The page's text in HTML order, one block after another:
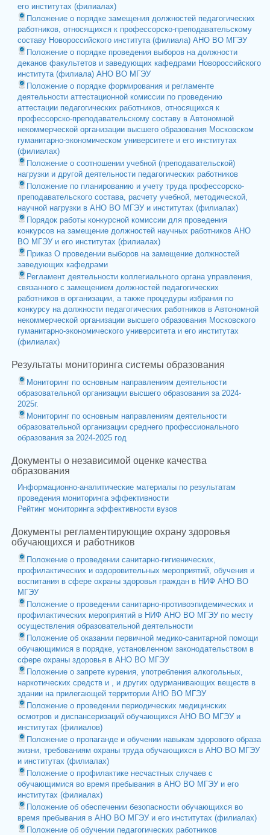
его институтах (филиалах)
Положение о порядке замещения должностей педагогических
работников, относящихся к профессорско-преподавательскому
составу Новороссийского института (филиала) АНО ВО МГЭУ
Положение о порядке проведения выборов на должности
деканов факультетов и заведующих кафедрами Новороссийского
института (филиала) АНО ВО МГЭУ
Положение о порядке формирования и регламенте
деятельности аттестационной комиссии по проведению
аттестации педагогических работников, относящихся к
профессорско-преподавательскому составу в Автономной
некоммерческой организации высшего образования Московском
гуманитарно-экономическом университете и его институтах
(филиалах)
Положение о соотношении учебной (преподавательской)
нагрузки и другой деятельности педагогических работников
Положение по планированию и учету труда профессорско-
преподавательского состава, расчету учебной, методической,
научной нагрузки в АНО ВО МГЭУ и институтах (филиалах)
Порядок работы конкурсной комиссии для проведения
конкурсов на замещение должностей научных работников АНО
ВО МГЭУ и его институтах (филиалах)
Приказ О проведении выборов на замещение должностей
заведующих кафедрами
Регламент деятельности коллегиального органа управления,
связанного с замещением должностей педагогических
работников в организации, а также процедуры избрания по
конкурсу на должности педагогических работников в Автономной
некоммерческой организации высшего образования Московского
гуманитарно-экономического университета и его институтах
(филиалах)
Результаты мониторинга системы образования
Мониторинг по основным направлениям деятельности
образовательной организации высшего образования за 2024-
2025г.
Мониторинг по основным направлениям деятельности
образовательной организации среднего профессионального
образования за 2024-2025 год
Документы о независимой оценке качества
образования
Информационно-аналитические материалы по результатам
проведения мониторинга эффективности
Рейтинг мониторинга эффективности вузов
Документы регламентирующие охрану здоровья
обучающихся и работников
Положение о проведении санитарно-гигиенических,
профилактических и оздоровительных мероприятий, обучения и
воспитания в сфере охраны здоровья граждан в НИФ АНО ВО
МГЭУ
Положение о проведении санитарно-противоэпидемических и
профилактических мероприятий в НИФ АНО ВО МГЭУ по месту
осуществления образовательной деятельности
Положение об оказании первичной медико-санитарной помощи
обучающимися в порядке, установленном законодательством в
сфере охраны здоровья в АНО ВО МГЭУ
Положение о запрете курения, употребления алкогольных,
наркотических средств и , и других одурманивающих веществ в
здании на прилегающей территории АНО ВО МГЭУ
Положение о проведении периодических медицинских
осмотров и диспансеризаций обучающихся АНО ВО МГЭУ и
институтах (филиалов)
Положение о пропаганде и обучении навыкам здорового образа
жизни, требованиям охраны труда обучающихся в АНО ВО МГЭУ
и институтах (филиалах)
Положение о профилактике несчастных случаев с
обучающимися во время пребывания в АНО ВО МГЭУ и его
институтах (филиалах)
Положение об обеспечении безопасности обучающихся во
время пребывания в АНО ВО МГЭУ и его институтах (филиалах)
Положение об обучении педагогических работников